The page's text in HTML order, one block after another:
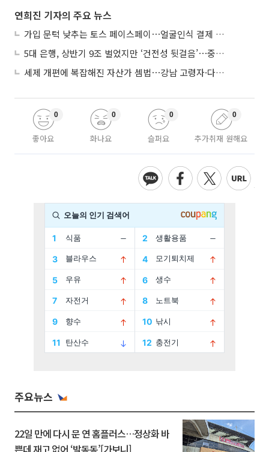
연희진 기자의 주요 뉴스
가입 문턱 낮추는 토스 페이스페이⋯얼굴인식 결제 확산 속도낸다
5대 은행, 상반기 9조 벌었지만 ‘건전성 뒷걸음’⋯중기대출 문턱 높아지나
세제 개편에 복잡해진 자산가 셈법⋯강남 고령자·다주택자 ‘자산재편 고심’
좋아요
0
화나요
0
슬퍼요
0
추가취재 원해요
0
주요뉴스
22일 만에 다시 문 연 홈플러스…정상화 바
쁜데 재고 없어 ‘발동동’[가보니]